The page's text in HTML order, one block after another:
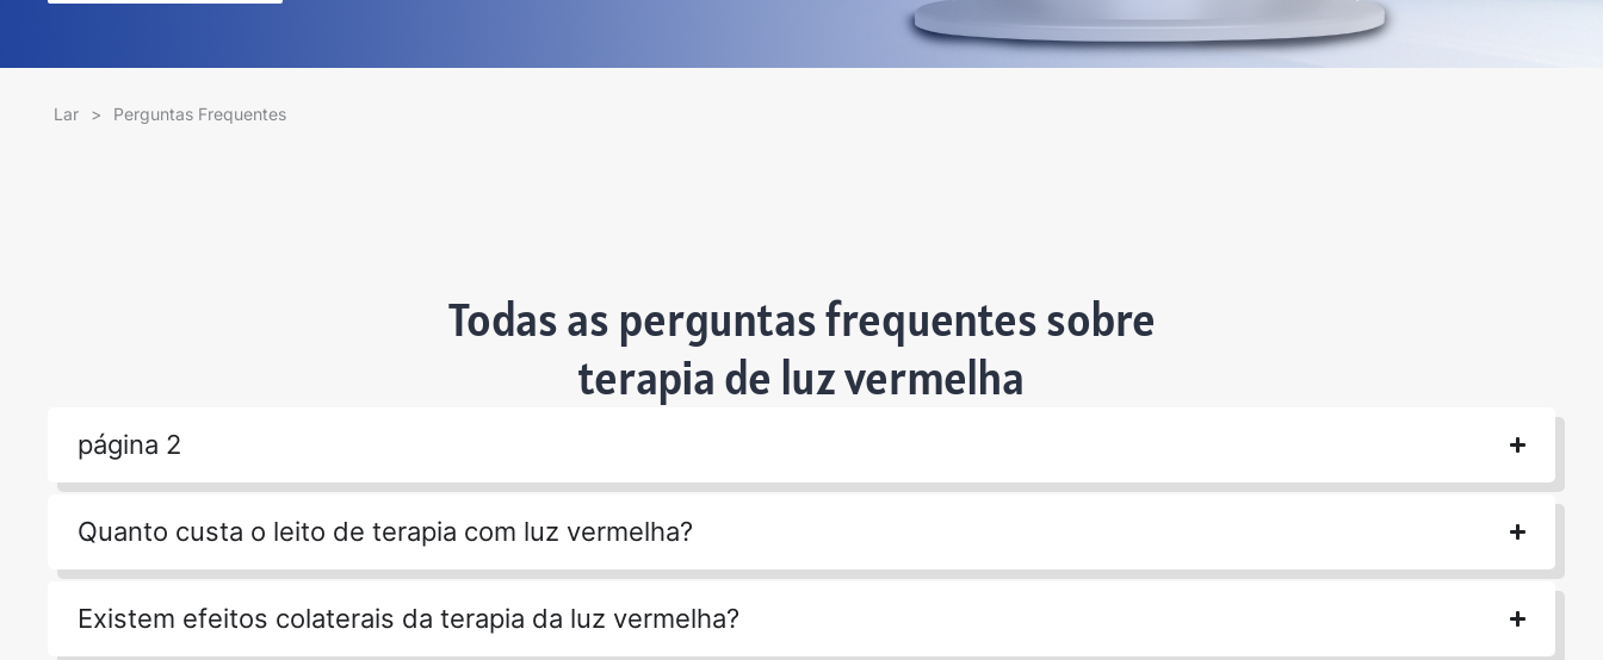
Lar > Perguntas Frequentes
Todas as perguntas frequentes sobre
terapia de luz vermelha
página 2
Quanto custa o leito de terapia com luz vermelha?
Existem efeitos colaterais da terapia da luz vermelha?